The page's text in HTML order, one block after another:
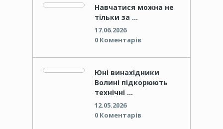
Навчатися можна не
тільки за …
17.06.2026
0 Коментарів
Юні винахідники
Волині підкорюють
технічні …
12.05.2026
0 Коментарів